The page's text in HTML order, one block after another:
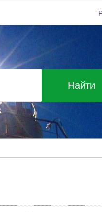
Найти